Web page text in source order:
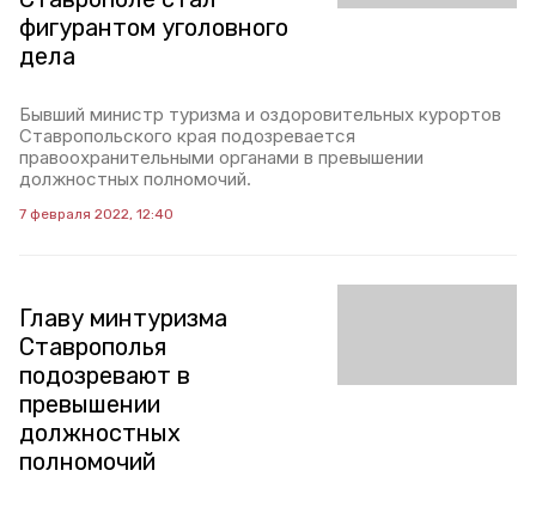
фигурантом уголовного
дела
Бывший министр туризма и оздоровительных курортов
Ставропольского края подозревается
правоохранительными органами в превышении
должностных полномочий.
7 февраля 2022, 12:40
Главу минтуризма
Ставрополья
подозревают в
превышении
должностных
полномочий